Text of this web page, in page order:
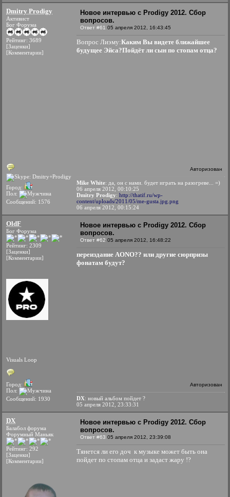
Dmitry Prodigy
Активист
Бог Форума
Рейтинг: 3689
[Заценки]
[Комментарии]
Город:
Пол:
Сообщений: 1576
Новое интервью с Prodigy 2012. Сбор
вопросов.
Ответ #61 05 апреля 2012, 16:43:45
Вопрос Лиэму:Каким Вы видете ближайшее
будущее Эйса?Пойдёт ли сын по стопам отца?
Авторизован
Mike White: да, он с нами. будет играть на разогреве... =)
06 апреля 2012, 00:10:25
Dmitry Prodigy: http://thatif.ru/wp-
content/uploads/2011/05/me-gusta.jpg.png
06 апреля 2012, 00:15:24
OldF
Бог Форума
Рейтинг: 2309
[Заценки]
[Комментарии]
Visuals Loop
Город:
Пол:
Сообщений: 1930
Новое интервью с Prodigy 2012. Сбор
вопросов.
Ответ #62 05 апреля 2012, 16:48:22
переиздание AONO?? или другие сюрпризы
фонатам будут?
Авторизован
DX: новый альбом пойдет ?
05 апреля 2012, 23:33:31
DX
Балабол форума
Форумный Маньяк
Рейтинг: 292
[Заценки]
[Комментарии]
Новое интервью с Prodigy 2012. Сбор
вопросов.
Ответ #63 05 апреля 2012, 23:39:08
Тянется ли его доч к музыке может быть она
пойдет по стопам отца и задаст жару !?